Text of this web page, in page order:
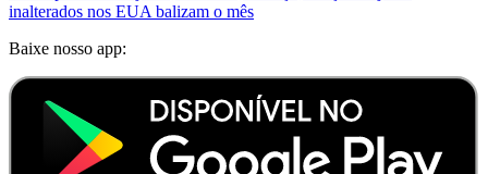
inalterados nos EUA balizam o mês
Baixe nosso app: